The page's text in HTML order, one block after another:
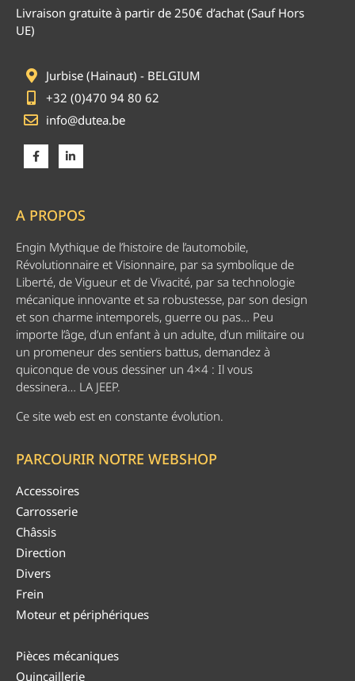
Livraison gratuite à partir de 250€ d’achat (Sauf Hors
UE)
Jurbise (Hainaut) - BELGIUM
+32 (0)470 94 80 62
info@dutea.be
A PROPOS
Engin Mythique de l’histoire de l’automobile,
Révolutionnaire et Visionnaire, par sa symbolique de
Liberté, de Vigueur et de Vivacité, par sa technologie
mécanique innovante et sa robustesse, par son design
et son charme intemporels, guerre ou pas… Peu
importe l’âge, d’un enfant à un adulte, d’un militaire ou
un promeneur des sentiers battus, demandez à
quiconque de vous dessiner un 4×4 : Il vous
dessinera… LA JEEP.
Ce site web est en constante évolution.
PARCOURIR NOTRE WEBSHOP
Accessoires
Carrosserie
Châssis
Direction
Divers
Frein
Moteur et périphériques
Pièces mécaniques
Quincaillerie